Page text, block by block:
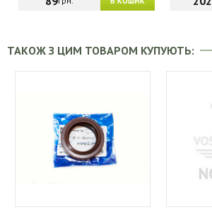
ТАКОЖ З ЦИМ ТОВАРОМ КУПУЮТЬ: